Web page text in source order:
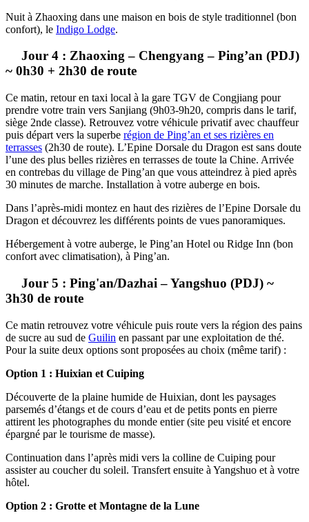
Nuit à Zhaoxing dans une maison en bois de style traditionnel (bon
confort), le Indigo Lodge.
Jour 4 : Zhaoxing – Chengyang – Ping’an (PDJ)
~ 0h30 + 2h30 de route
Ce matin, retour en taxi local à la gare TGV de Congjiang pour
prendre votre train vers Sanjiang (9h03-9h20, compris dans le tarif,
siège 2nde classe). Retrouvez votre véhicule privatif avec chauffeur
puis départ vers la superbe région de Ping’an et ses rizières en
terrasses (2h30 de route). L’Epine Dorsale du Dragon est sans doute
l’une des plus belles rizières en terrasses de toute la Chine. Arrivée
en contrebas du village de Ping’an que vous atteindrez à pied après
30 minutes de marche. Installation à votre auberge en bois.
Dans l’après-midi montez en haut des rizières de l’Epine Dorsale du
Dragon et découvrez les différents points de vues panoramiques.
Hébergement à votre auberge, le Ping’an Hotel ou Ridge Inn (bon
confort avec climatisation), à Ping’an.
Jour 5 : Ping'an/Dazhai – Yangshuo (PDJ) ~
3h30 de route
Ce matin retrouvez votre véhicule puis route vers la région des pains
de sucre au sud de Guilin en passant par une exploitation de thé.
Pour la suite deux options sont proposées au choix (même tarif) :
Option 1 : Huixian et Cuiping
Découverte de la plaine humide de Huixian, dont les paysages
parsemés d’étangs et de cours d’eau et de petits ponts en pierre
attirent les photographes du monde entier (site peu visité et encore
épargné par le tourisme de masse).
Continuation dans l’après midi vers la colline de Cuiping pour
assister au coucher du soleil. Transfert ensuite à Yangshuo et à votre
hôtel.
Option 2 : Grotte et Montagne de la Lune